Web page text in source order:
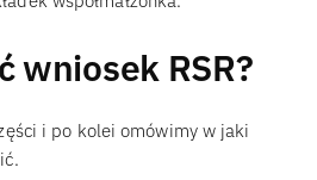
wniosek RSR?
i po kolei omówimy w jaki